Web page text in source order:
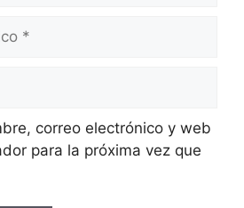
correo electrónico y web
para la próxima vez que